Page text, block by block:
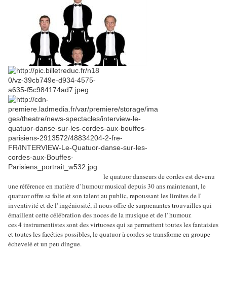
le quatuor danseurs de cordes est devenu
une référence en matière d' humour musical depuis 30 ans maintenant, le
quatuor offre sa folie et son talent au public, repoussant les limites de l'
inventivité et de l' ingéniosité, il nous offre de surprenantes trouvailles qui
émaillent cette célébration des noces de la musique et de l' humour.
ces 4 instrumentistes sont des virtuoses qui se permettent toutes les fantaisies
et toutes les facéties possibles, le quatuor à cordes se transforme en groupe
échevelé et un peu dingue.